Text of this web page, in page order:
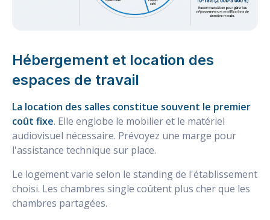
Hébergement et location des
espaces de travail
La location des salles constitue souvent le premier
coût fixe. Elle englobe le mobilier et le matériel
audiovisuel nécessaire. Prévoyez une marge pour
l'assistance technique sur place.
Le logement varie selon le standing de l'établissement
choisi. Les chambres single coûtent plus cher que les
chambres partagées.